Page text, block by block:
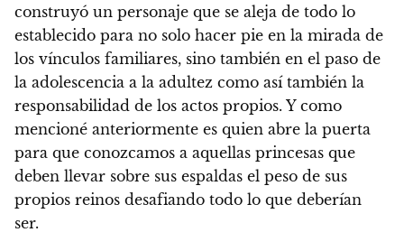
construyó un personaje que se aleja de todo lo
establecido para no solo hacer pie en la mirada de
los vínculos familiares, sino también en el paso de
la adolescencia a la adultez como así también la
responsabilidad de los actos propios. Y como
mencioné anteriormente es quien abre la puerta
para que conozcamos a aquellas princesas que
deben llevar sobre sus espaldas el peso de sus
propios reinos desafiando todo lo que deberían
ser.